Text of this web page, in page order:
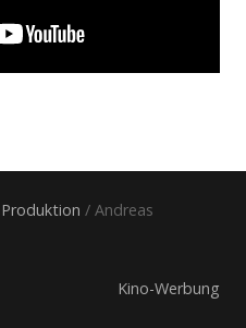
/ Andreas
Kino-Werbung